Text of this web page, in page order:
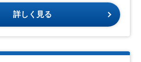
詳しく見る